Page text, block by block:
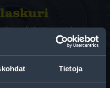
Tietoja
kokoisen renkaan,